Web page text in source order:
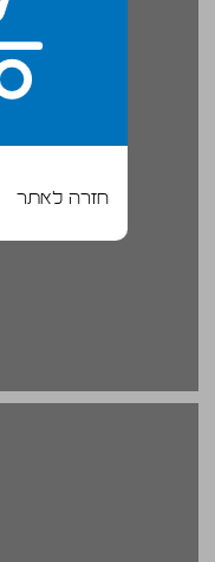
חזרה לאתר